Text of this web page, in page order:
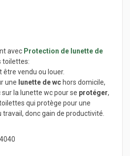
avec Protection de lunette de
toilettes:
être vendu ou louer.
une lunette de wc hors domicile,
la lunette wc pour se protéger,
qui protège pour une
donc gain de productivité.